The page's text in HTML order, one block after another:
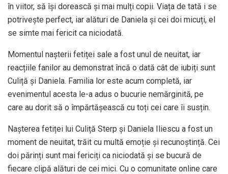
în viitor, să își dorească și mai mulți copii. Viața de tată i se
potrivește perfect, iar alături de Daniela și cei doi micuți, el
se simte mai fericit ca niciodată.
Momentul nașterii fetiței sale a fost unul de neuitat, iar
reacțiile fanilor au demonstrat încă o dată cât de iubiți sunt
Culiță și Daniela. Familia lor este acum completă, iar
evenimentul acesta le-a adus o bucurie nemărginită, pe
care au dorit să o împărtășească cu toți cei care îi susțin.
Nașterea fetiței lui Culiță Sterp și Daniela Iliescu a fost un
moment de neuitat, trăit cu multă emoție și recunoștință. Cei
doi părinți sunt mai fericiți ca niciodată și se bucură de
fiecare clipă alături de cei mici. Cu o comunitate online care